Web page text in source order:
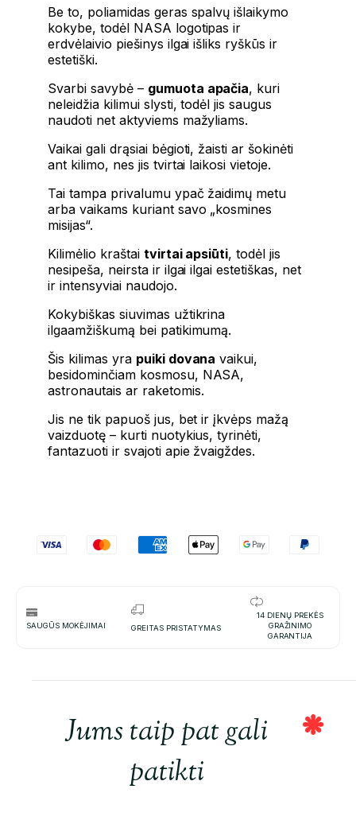
Be to, poliamidas geras spalvų išlaikymo
kokybe, todėl NASA logotipas ir
erdvėlaivio piešinys ilgai išliks ryškūs ir
estetiški.
Svarbi savybė – gumuota apačia, kuri
neleidžia kilimui slysti, todėl jis saugus
naudoti net aktyviems mažyliams.
Vaikai gali drąsiai bėgioti, žaisti ar šokinėti
ant kilimo, nes jis tvirtai laikosi vietoje.
Tai tampa privalumu ypač žaidimų metu
arba vaikams kuriant savo „kosmines
misijas“.
Kilimėlio kraštai tvirtai apsiūti, todėl jis
nesipeša, neirsta ir ilgai ilgai estetiškas, net
ir intensyviai naudojo.
Kokybiškas siuvimas užtikrina
ilgaamžiškumą bei patikimumą.
Šis kilimas yra puiki dovana vaikui,
besidominčiam kosmosu, NASA,
astronautais ar raketomis.
Jis ne tik papuoš jus, bet ir įkvėps mažą
vaizduotę – kurti nuotykius, tyrinėti,
fantazuoti ir svajoti apie žvaigždes.
SAUGŪS MOKĖJIMAI GREITAS PRISTATYMAS
14 DIENŲ PREKĖS
GRAŽINIMO
GARANTIJA
Jums taip pat gali
patikti